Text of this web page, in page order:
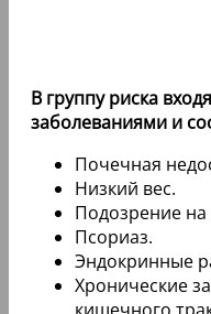
В группу риска
заболеваниями и
Почечная
Низкий вес.
Подозрение на
Псориаз.
Эндокринные
Хронические